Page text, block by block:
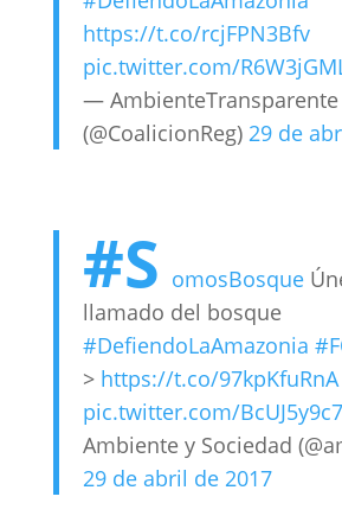
https://t.co/rcjFPN3Bfv
pic.twitter.com/
— AmbienteTransparente
(@CoalicionReg) 29 de
#S omosBosque
llamado del bosque
#DefiendoLaAmazonia
> https://t.co/97kpKfuRnA
pic.twitter.com/
Ambiente y Sociedad
29 de abril de 2017